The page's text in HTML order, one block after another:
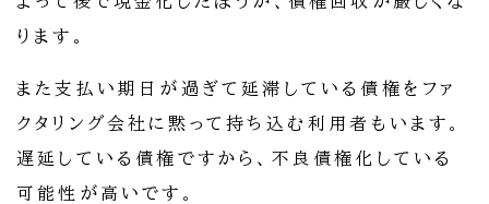
ります。
また支払い期日が過ぎて延滞している債権をファ
クタリング会社に黙って持ち込む利用者もいます。
遅延している債権ですから、不良債権化している
可能性が高いです。